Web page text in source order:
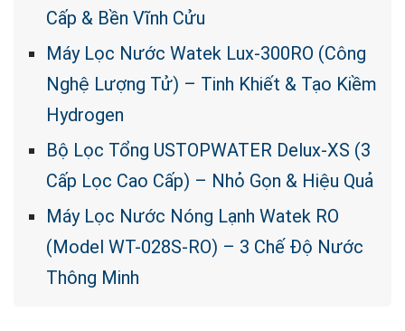
Cấp & Bền Vĩnh Cửu
Máy Lọc Nước Watek Lux-300RO (Công
Nghệ Lượng Tử) – Tinh Khiết & Tạo Kiềm
Hydrogen
Bộ Lọc Tổng USTOPWATER Delux-XS (3
Cấp Lọc Cao Cấp) – Nhỏ Gọn & Hiệu Quả
Máy Lọc Nước Nóng Lạnh Watek RO
(Model WT-028S-RO) – 3 Chế Độ Nước
Thông Minh